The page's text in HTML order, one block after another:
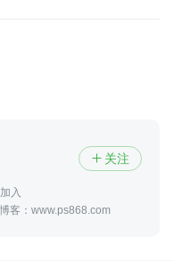
 关注
入
客：www.ps868.com